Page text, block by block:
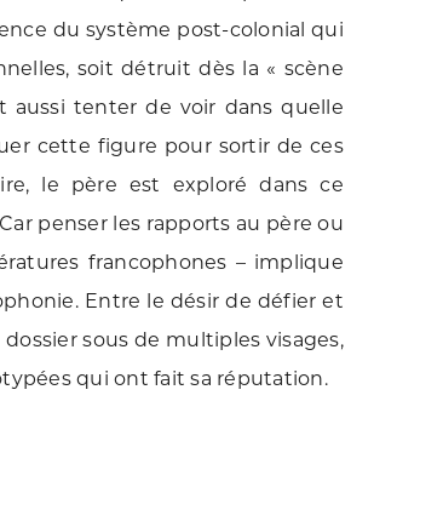
du système post-colonial qui
soit détruit dès la « scène
aussi tenter de voir dans quelle
cette figure pour sortir de ces
le père est exploré dans ce
penser les rapports au père ou
francophones – implique
Entre le désir de défier et
sous de multiples visages,
qui ont fait sa réputation.